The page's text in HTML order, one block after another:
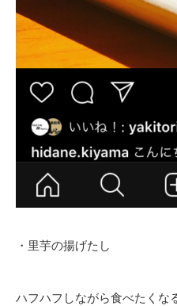
・里芋の揚げたし
ハフハフしながら食べたくな